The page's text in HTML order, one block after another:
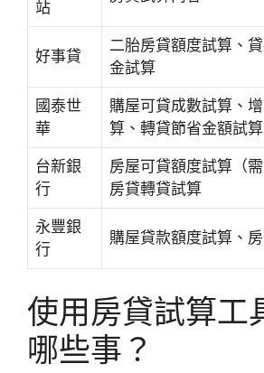
站
好事貸
二胎房貸額度試算、
金試算
國泰世
華
購屋可貸成數試算、
算、轉貸節省金額試算
台新銀
行
房屋可貸額度試算（
房貸轉貸試算
永豐銀
行
購屋貸款額度試算、
使用房貸試算工
哪些事？